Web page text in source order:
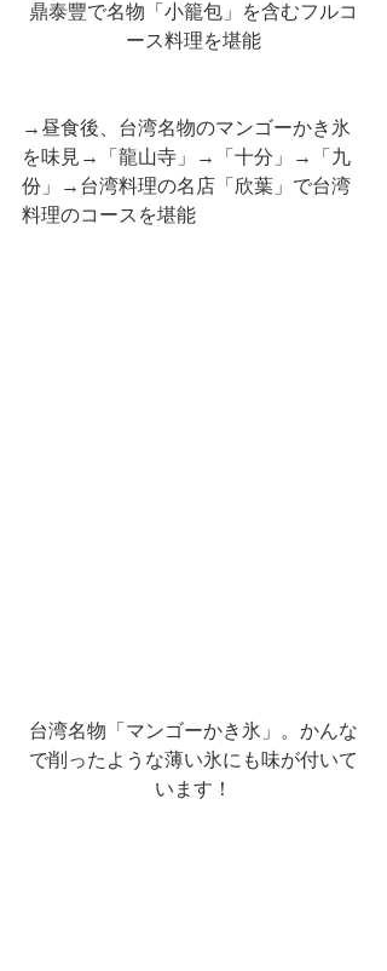
鼎泰豐で名物「小籠包」を含むフルコ
ース料理を堪能
→昼食後、台湾名物のマンゴーかき氷
を味見→「龍山寺」→「十分」→「九
份」→台湾料理の名店「欣葉」で台湾
料理のコースを堪能
台湾名物「マンゴーかき氷」。かんな
で削ったような薄い氷にも味が付いて
います！